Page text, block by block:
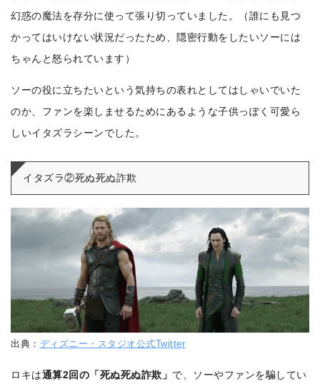
幻惑の魔法を存分に使って張り切っていました。（誰にも見つ
かってはいけない状況だったため、隠密行動をしたいソーには
ちゃんと怒られています）
ソーの役に立ちたいという気持ちの表れとしてはしゃいでいた
のか、ファンを楽しませるためにあるような子供っぽく可愛ら
しいイタズラシーンでした。
イタズラ②死ぬ死ぬ詐欺
出典： ディズニー・スタジオ公式Twitter
ロキは通算2回の「死ぬ死ぬ詐欺」 で、ソーやファンを騙してい